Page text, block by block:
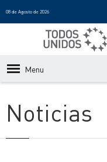
08 de Agosto de 2026
Menu
Noticias